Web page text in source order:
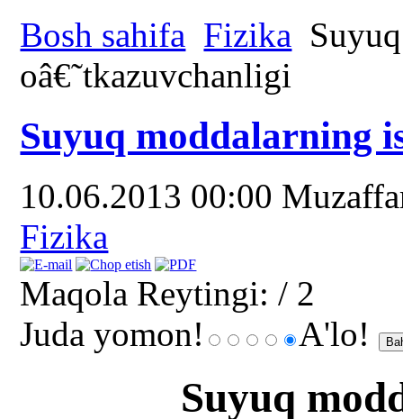
Bosh sahifa Fizika
oâ€˜tkazuvchanligi
Suyuq moddalarning
10.06.2013 00:00
Fizika
Maqola Reytingi: / 2
Juda yomon!
A'lo!
Suyuq